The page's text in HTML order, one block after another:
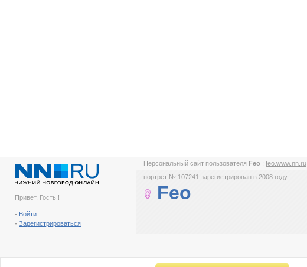
Привет, Гость !
- Войти
- Зарегистрироваться
Персональный сайт пользователя Feo : feo.www.nn.ru
портрет № 107241 зарегистрирован в 2008 году
Feo